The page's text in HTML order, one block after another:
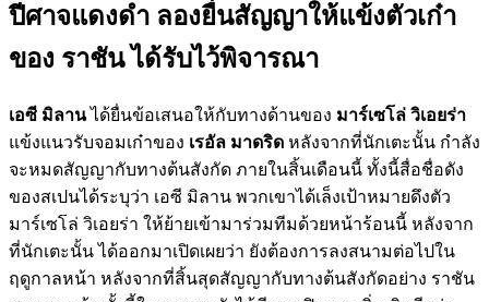
ปีศาจแดงดำ ลองยื่นสัญญาให้แข้งตัวเก๋า
ของ ราชัน ได้รับไว้พิจารณา
เอซี มิลานได้ยื่นข้อเสนอให้กับทางด้านของ มาร์เซโล่ วิเอยร่า
แข้งแนวรับจอมเก๋าของ เรอัล มาดริด หลังจากที่นักเตะนั้น กำลัง
จะหมดสัญญากับทางต้นสังกัด ภายในสิ้นเดือนนี้ ทั้งนี้สื่อชื่อดัง
ของสเปนได้ระบุว่า เอซี มิลาน พวกเขาได้เล็งเป้าหมายดึงตัว
มาร์เซโล่ วิเอยร่า ให้ย้ายเข้ามาร่วมทีมด้วยหน้าร้อนนี้ หลังจาก
ที่นักเตะนั้น ได้ออกมาเปิดเผยว่า ยังต้องการลงสนามต่อไปใน
ฤดูกาลหน้า หลังจากที่สิ้นสุดสัญญากับทางต้นสังกัดอย่าง ราชัน